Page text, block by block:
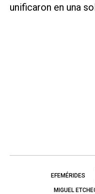
unificaron en una
EFEMÉRIDES
MIGUEL